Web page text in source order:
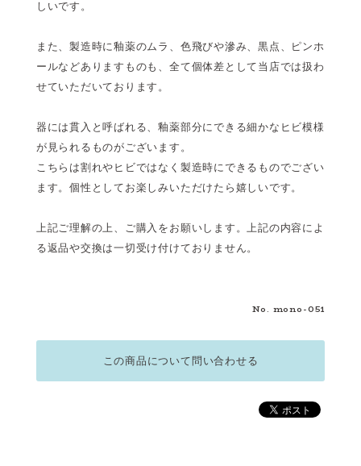
しいです。
また、製造時に釉薬のムラ、色飛びや滲み、黒点、ピンホ
ールなどありますものも、全て個体差として当店では扱わ
せていただいております。
器には貫入と呼ばれる、釉薬部分にできる細かなヒビ模様
が見られるものがございます。
こちらは割れやヒビではなく製造時にできるものでござい
ます。個性としてお楽しみいただけたら嬉しいです。
上記ご理解の上、ご購入をお願いします。上記の内容によ
る返品や交換は一切受け付けておりません。
No. mono-051
この商品について問い合わせる